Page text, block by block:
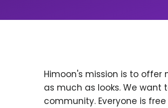
Himoon's mission is to
as much as looks. We want
community. Everyone is